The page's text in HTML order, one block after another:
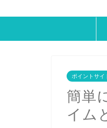
ポイントサイ
簡単
イム